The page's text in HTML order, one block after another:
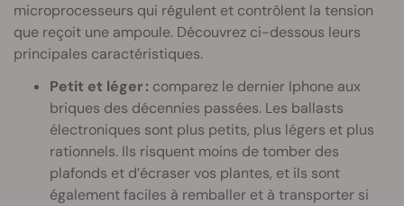
microprocesseurs qui régulent et contrôlent la tension
que reçoit une ampoule. Découvrez ci-dessous leurs
principales caractéristiques.
Petit et léger : comparez le dernier Iphone aux
briques des décennies passées. Les ballasts
électroniques sont plus petits, plus légers et plus
rationnels. Ils risquent moins de tomber des
plafonds et d’écraser vos plantes, et ils sont
également faciles à remballer et à transporter si